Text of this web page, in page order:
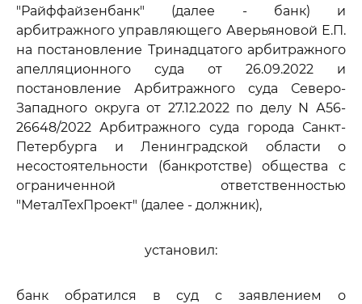
"Райффайзенбанк" (далее - банк) и
арбитражного управляющего Аверьяновой Е.П.
на постановление Тринадцатого арбитражного
апелляционного суда от 26.09.2022 и
постановление Арбитражного суда Северо-
Западного округа от 27.12.2022 по делу N А56-
26648/2022 Арбитражного суда города Санкт-
Петербурга и Ленинградской области о
несостоятельности (банкротстве) общества с
ограниченной ответственностью
"МеталТехПроект" (далее - должник),
установил:
банк обратился в суд с заявлением о